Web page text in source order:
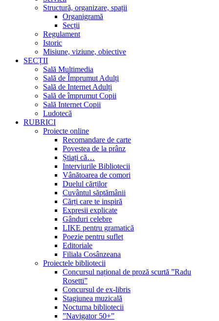
Structură, organizare, spații
Organigramă
Secții
Regulament
Istoric
Misiune, viziune, obiective
SECȚII
Sală Multimedia
Sală de Împrumut Adulți
Sală de Internet Adulți
Sală de împrumut Copii
Sală Internet Copii
Ludotecă
RUBRICI
Proiecte online
Recomandare de carte
Povestea de la prânz
Știați că…
Interviurile Bibliotecii
Vânătoarea de comori
Duelul cărților
Cuvântul săptămânii
Cărți care te inspiră
Expresii explicate
Gânduri celebre
LIKE pentru gramatică
Poezie pentru suflet
Editoriale
Filiala Cosânzeana
Proiectele bibliotecii
Concursul național de proză scurtă ”Radu
Rosetti”
Concursul de ex-libris
Stagiunea muzicală
Nocturna bibliotecii
”Navigator 50+”